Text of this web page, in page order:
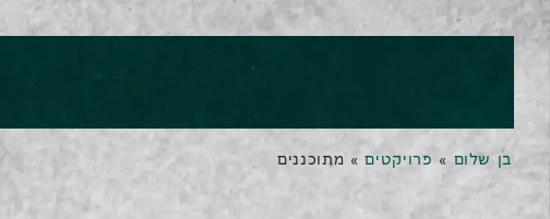
בן שלום » פרויקטים» מתוכננים